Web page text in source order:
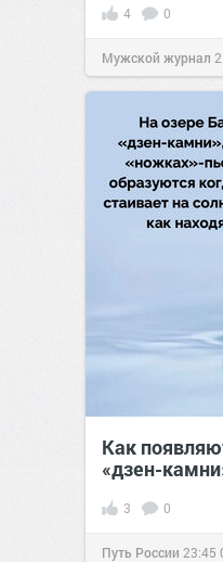
4 0
Мужской журнал
Как
«дзен-
3 0
Путь России 23:45